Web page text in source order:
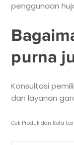
penggunaan
purna
Konsultasi
dan layanan
Cek Produk dan Kota